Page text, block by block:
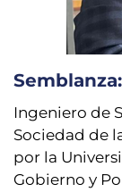
Semblanza:
Ingeniero de
Sociedad de
por la
Gobierno y